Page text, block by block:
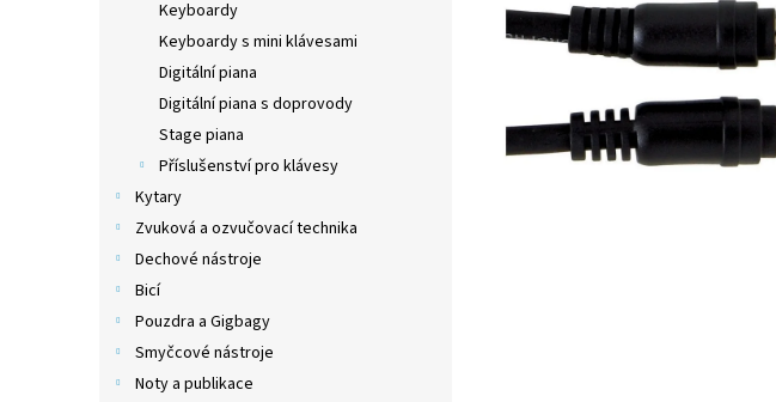
Keyboardy
Keyboardy s mini klávesami
Digitální piana
Digitální piana s doprovody
Stage piana
Příslušenství pro klávesy
Kytary
Zvuková a ozvučovací technika
Dechové nástroje
Bicí
Pouzdra a Gigbagy
Smyčcové nástroje
Noty a publikace
hvězdiček.